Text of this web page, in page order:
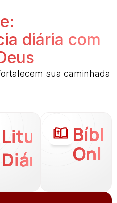
diária com
sua caminhada
Liturgia
Diária